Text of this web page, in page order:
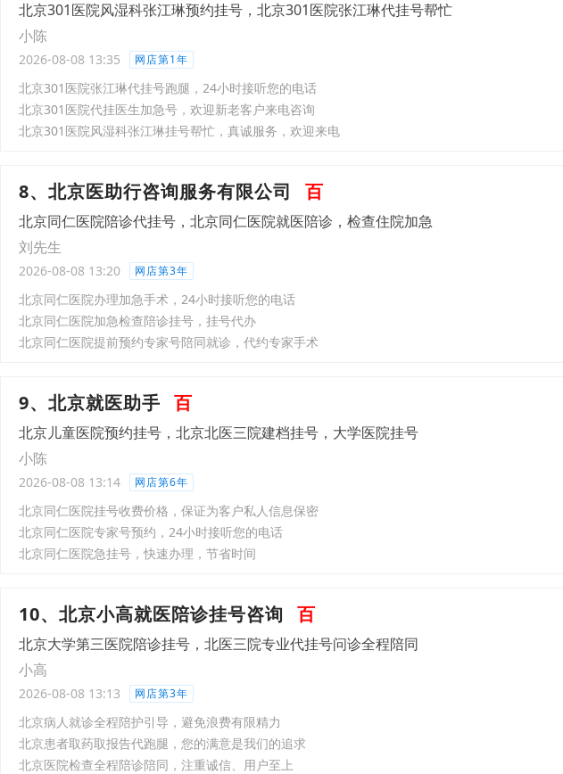
北京301医院风湿科张江琳预约挂号，北京301医院张江琳代挂号帮忙
小陈
2026-08-08 13:35 网店第1年
北京301医院张江琳代挂号跑腿，24小时接听您的电话
北京301医院代挂医生加急号，欢迎新老客户来电咨询
北京301医院风湿科张江琳挂号帮忙，真诚服务，欢迎来电
8、北京医助行咨询服务有限公司 百
北京同仁医院陪诊代挂号，北京同仁医院就医陪诊，检查住院加急
刘先生
2026-08-08 13:20 网店第3年
北京同仁医院办理加急手术，24小时接听您的电话
北京同仁医院加急检查陪诊挂号，挂号代办
北京同仁医院提前预约专家号陪同就诊，代约专家手术
9、北京就医助手 百
北京儿童医院预约挂号，北京北医三院建档挂号，大学医院挂号
小陈
2026-08-08 13:14 网店第6年
北京同仁医院挂号收费价格，保证为客户私人信息保密
北京同仁医院专家号预约，24小时接听您的电话
北京同仁医院急挂号，快速办理，节省时间
10、北京小高就医陪诊挂号咨询 百
北京大学第三医院陪诊挂号，北医三院专业代挂号问诊全程陪同
小高
2026-08-08 13:13 网店第3年
北京病人就诊全程陪护引导，避免浪费有限精力
北京患者取药取报告代跑腿，您的满意是我们的追求
北京医院检查全程陪诊陪同，注重诚信、用户至上